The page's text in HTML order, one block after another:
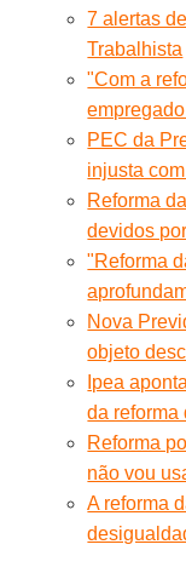
7 alertas
Trabalhista
"Com a
PEC da
injusta
Reforma
devidos
"Reforma
Nova
objeto
Ipea
da reforma
Reforma
não vou
A reforma